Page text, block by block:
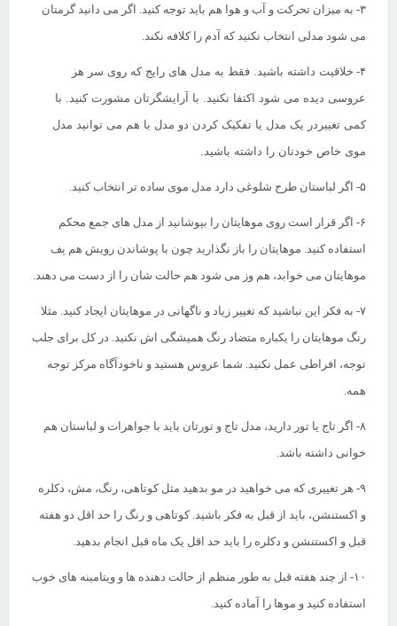
۳- به میزان تحرکت و آب و هوا هم باید توجه کنید. اگر می دانید گرمتان
می شود مدلی انتخاب نکنید که آدم را کلافه نکند.
۴- خلاقیت داشته باشید. فقط به مدل های رایج که روی سر هر
عروسی دیده می شود اکتفا نکنید. با آرایشگرتان مشورت کنید. با
کمی تغییردر یک مدل یا تفکیک کردن دو مدل با هم می توانید مدل
موی خاص خودتان را داشته باشید.
۵- اگر لباستان طرح شلوغی دارد مدل موی ساده تر انتخاب کنید.
۶- اگر قرار است روی موهایتان را بپوشانید از مدل های جمع محکم
استفاده کنید. موهایتان را باز نگذارید چون با پوشاندن رویش هم پف
موهایتان می خوابد، هم وز می شود هم حالت شان را از دست می دهند.
۷- به فکر این نباشید که تغییر زیاد و ناگهانی در موهایتان ایجاد کنید. مثلا
رنگ موهایتان را یکباره متضاد رنگ همیشگی اش نکنید. در کل برای جلب
توجه، افراطی عمل نکنید. شما عروس هستید و ناخودآگاه مرکز توجه
همه.
۸- اگر تاج یا تور دارید، مدل تاج و تورتان باید با جواهرات و لباستان هم
خوانی داشته باشد.
۹- هر تغییری که می خواهید در مو بدهید مثل کوتاهی، رنگ، مش، دکلره
و اکستنشن، باید از قبل به فکر باشید. کوتاهی و رنگ را حد اقل دو هفته
قبل و اکستنشن و دکلره را باید حد اقل یک ماه قبل انجام بدهید.
۱۰-
از چند هفته قبل به طور منظم از حالت دهنده ها و ویتامینه های خوب
استفاده کنید و موها را آماده کنید.